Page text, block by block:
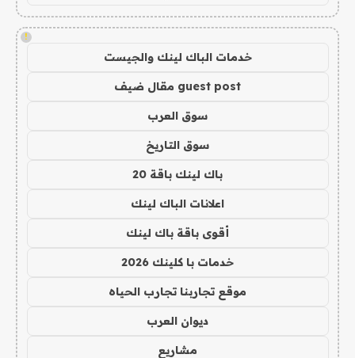
!
خدمات الباك لينك والجيست
guest post مقال ضيف
سوق العرب
سوق التاريخ
باك لينك باقة 20
اعلانات الباك لينك
أقوى باقة باك لينك
خدمات با كلينك 2026
موقع تجاربنا تجارب الحياه
ديوان العرب
مشاريع